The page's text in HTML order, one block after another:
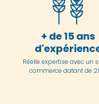
+ de 15 ans
Réelle expertise avec un
commerce datant de